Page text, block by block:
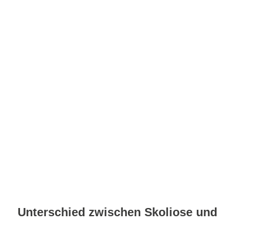
Unterschied zwischen Skoliose und